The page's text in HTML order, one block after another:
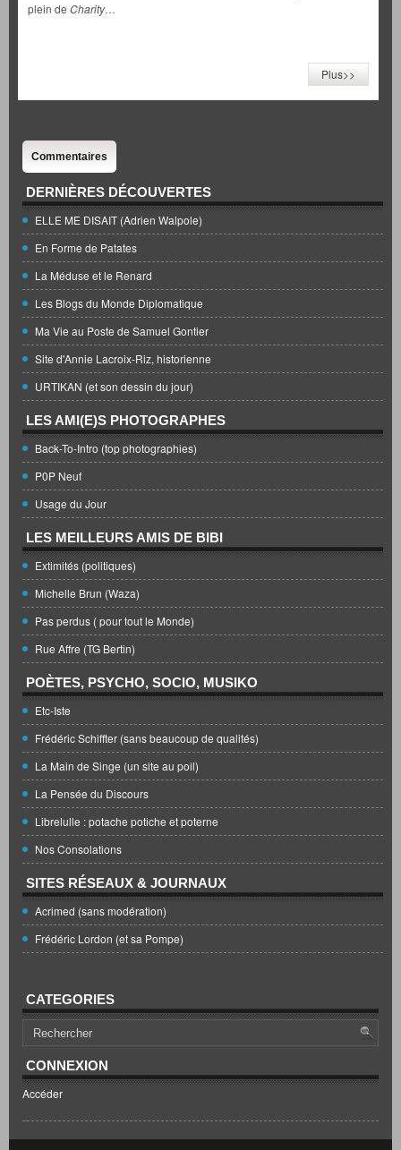
plein de Charity…
Plus>>
Commentaires
DERNIÈRES DÉCOUVERTES
ELLE ME DISAIT (Adrien Walpole)
En Forme de Patates
La Méduse et le Renard
Les Blogs du Monde Diplomatique
Ma Vie au Poste de Samuel Gontier
Site d'Annie Lacroix-Riz, historienne
URTIKAN (et son dessin du jour)
LES AMI(E)S PHOTOGRAPHES
Back-To-Intro (top photographies)
P0P Neuf
Usage du Jour
LES MEILLEURS AMIS DE BIBI
Extimités (politiques)
Michelle Brun (Waza)
Pas perdus ( pour tout le Monde)
Rue Affre (TG Bertin)
POÈTES, PSYCHO, SOCIO, MUSIKO
Etc-Iste
Frédéric Schiffter (sans beaucoup de qualités)
La Main de Singe (un site au poil)
La Pensée du Discours
Librelulle : potache potiche et poterne
Nos Consolations
SITES RÉSEAUX & JOURNAUX
Acrimed (sans modération)
Frédéric Lordon (et sa Pompe)
CATEGORIES
CONNEXION
Accéder